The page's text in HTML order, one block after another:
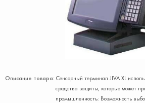
Описание товара: Сенсорный терминал JIVA XL
средства защиты, которые может
промышленность: Возможность